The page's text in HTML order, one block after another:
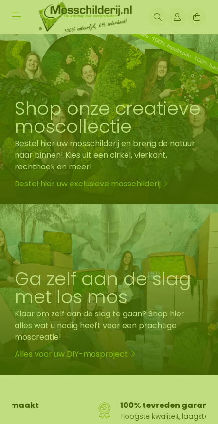
Shop onze creatieve
moscollectie
Bestel hier uw mosschilderij en breng de natuur
naar binnen! Kies uit een cirkel, vierkant,
rechthoek en meer!
Bestel hier uw exclusieve mosschilderij
Ga zelf aan de slag
met los mos
Klaar om zelf aan de slag te gaan? Shop hier
alles wat u nodig heeft voor een prachtige
moscreatie!
Alles voor uw DIY-mosproject
100% tevreden garantie
Hoogste kwaliteit, laagste prijs